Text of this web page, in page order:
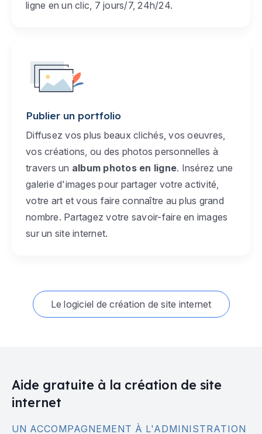
ligne en un clic, 7 jours/7, 24h/24.
Publier un portfolio
Diffusez vos plus beaux clichés, vos oeuvres,
vos créations, ou des photos personnelles à
travers un album photos en ligne. Insérez une
galerie d'images pour partager votre activité,
votre art et vous faire connaître au plus grand
nombre. Partagez votre savoir-faire en images
sur un site internet.
Le logiciel de création de site internet
Aide gratuite à la création de site
internet
UN ACCOMPAGNEMENT À L'ADMINISTRATION